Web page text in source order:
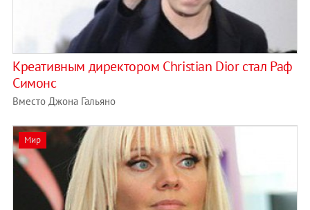
Креативным директором Christian Dior стал Раф
Симонс
Вместо Джона Гальяно
Мир